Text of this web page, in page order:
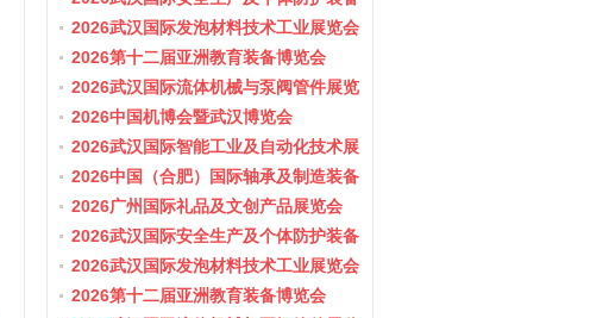
展览会
2026武汉国际发泡材料技术工业展览会
2026第十二届亚洲教育装备博览会
2026武汉国际流体机械与泵阀管件展览
会/阀门展
2026中国机博会暨武汉博览会
2026武汉国际智能工业及自动化技术展
览会
2026中国（合肥）国际轴承及制造装备
展览会
2026广州国际礼品及文创产品展览会
2026武汉国际安全生产及个体防护装备
展览会
2026武汉国际发泡材料技术工业展览会
2026第十二届亚洲教育装备博览会